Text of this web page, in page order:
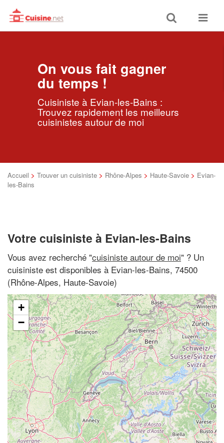
Toggle
search
Toggle
On vous fait gagner
du temps !
Cuisiniste à Evian-les-Bains :
Trouvez rapidement les meilleurs
cuisinistes autour de moi
Accueil > Trouver un cuisiniste > Rhône-Alpes > Haute-Savoie > Evian-
les-Bains
Votre cuisiniste à Evian-les-Bains
Vous avez recherché "cuisiniste autour de moi" ? Un
cuisiniste est disponibles à Evian-les-Bains, 74500
(Rhône-Alpes, Haute-Savoie)
+
−